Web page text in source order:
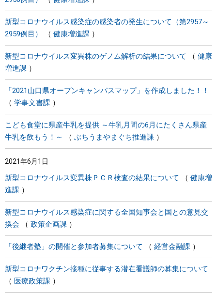
新型コロナウイルス感染症の感染者の発生について（第2957～
2959例目）
健康増進課
新型コロナウイルス変異株のゲノム解析の結果について
健康
増進課
「2021山口県オープンキャンパスマップ」を作成しました！！
学事文書課
こども食堂に県産牛乳を提供 ～牛乳月間の6月にたくさん県産
牛乳を飲もう！～
ぶちうまやまぐち推進課
2021年6月1日
新型コロナウイルス変異株ＰＣＲ検査の結果について
健康増
進課
新型コロナウイルス感染症に関する全国知事会と国との意見交
換会
政策企画課
「後継者塾」の開催と参加者募集について 経営金融課
新型コロナワクチン接種に従事する潜在看護師の募集について
医療政策課